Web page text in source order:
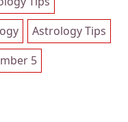
Astrology Tips
5